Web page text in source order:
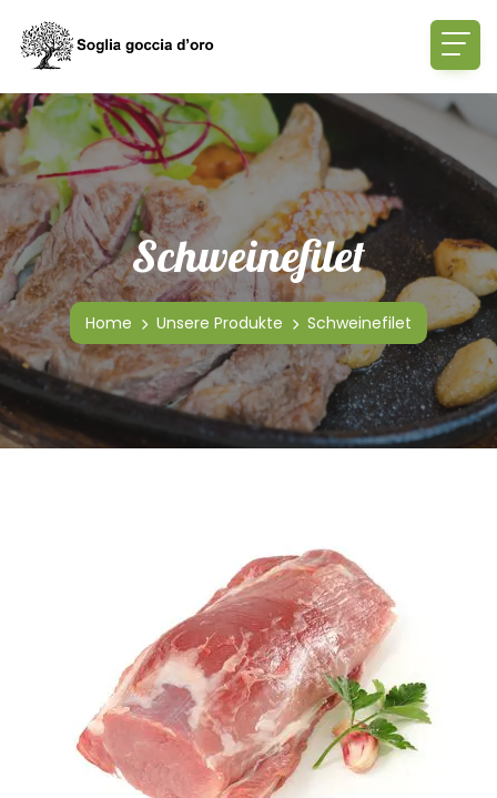
Schweinefilet
Home Unsere Produkte Schweinefilet